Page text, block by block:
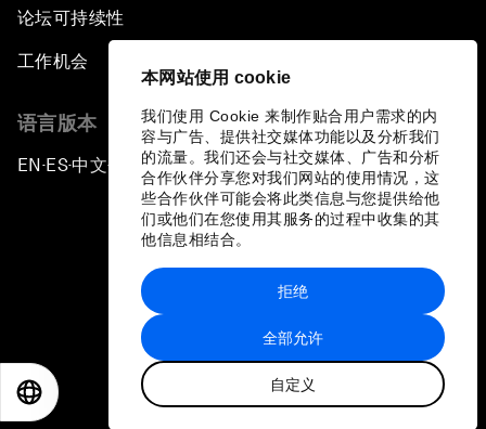
本网站使用 cookie
我们使用 Cookie 来制作贴合用户需求的内
容与广告、提供社交媒体功能以及分析我们
的流量。我们还会与社交媒体、广告和分析
合作伙伴分享您对我们网站的使用情况，这
些合作伙伴可能会将此类信息与您提供给他
们或他们在您使用其服务的过程中收集的其
他信息相结合。
全部允许
自定义
拒绝
论坛可持续性
工作机会
语言版本
EN ▪ES▪中文▪ 日本語
站点地图
世界经济论坛